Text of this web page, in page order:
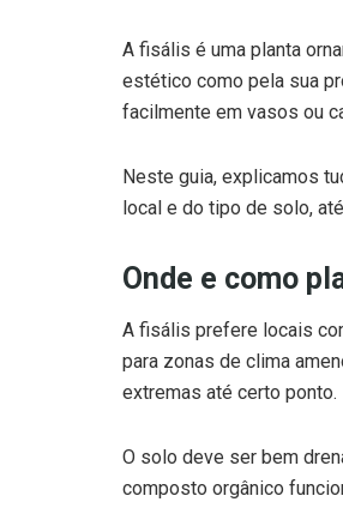
A fisális é uma planta
estético como pela sua
facilmente em vasos ou
Neste guia, explicamos
local e do tipo de solo,
Onde e como
A fisális prefere locais
para zonas de clima
extremas até certo ponto.
O solo deve ser bem
composto orgânico